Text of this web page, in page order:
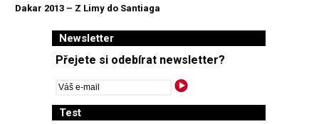
Dakar 2013 – Z Limy do Santiaga
Newsletter
Přejete si odebírat newsletter?
Test